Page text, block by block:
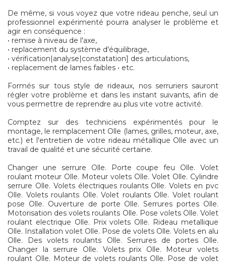
De même, si vous voyez que votre rideau penche, seul un
professionnel expérimenté pourra analyser le problème et
agir en conséquence :
• remise à niveau de l'axe,
• replacement du système d'équilibrage,
• vérification|analyse|constatation] des articulations,
• replacement de lames faibles • etc.
Formés sur tous style de rideaux, nos serruriers sauront
régler votre problème et dans les instant suivants, afin de
vous permettre de reprendre au plus vite votre activité.
Comptez sur des techniciens expérimentés pour le
montage, le remplacement Olle (lames, grilles, moteur, axe,
etc.) et l'entretien de votre rideau métallique Olle avec un
travail de qualité et une sécurité certaine.
Changer une serrure Olle. Porte coupe feu Olle. Volet
roulant moteur Olle. Moteur volets Olle. Volet Olle. Cylindre
serrure Olle. Volets électriques roulants Olle. Volets en pvc
Olle. Volets roulants Olle. Volet roulants Olle. Volet roulant
pose Olle. Ouverture de porte Olle. Serrures portes Olle.
Motorisation des volets roulants Olle. Pose volets Olle. Volet
roulant electrique Olle. Prix volets Olle. Rideau metallique
Olle. Installation volet Olle. Pose de volets Olle. Volets en alu
Olle. Des volets roulants Olle. Serrures de portes Olle.
Changer la serrure Olle. Volets prix Olle. Moteur volets
roulant Olle. Moteur de volets roulants Olle. Pose de volet